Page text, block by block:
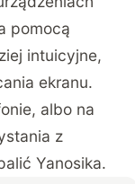
pomocą
intuicyjne,
ekranu.
albo na
z
Yanosika.